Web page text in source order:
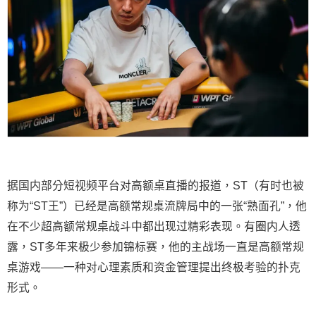
据国内部分短视频平台对高额桌直播的报道，ST（有时也被
称为“ST王”）已经是高额常规桌流牌局中的一张“熟面孔”，他
在不少超高额常规桌战斗中都出现过精彩表现。有圈内人透
露，ST多年来极少参加锦标赛，他的主战场一直是高额常规
桌游戏——一种对心理素质和资金管理提出终极考验的扑克
形式。